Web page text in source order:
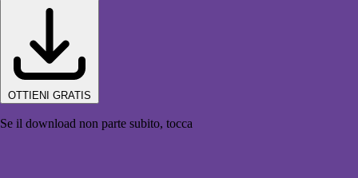
OTTIENI GRATIS
Se il download non parte subito, tocca